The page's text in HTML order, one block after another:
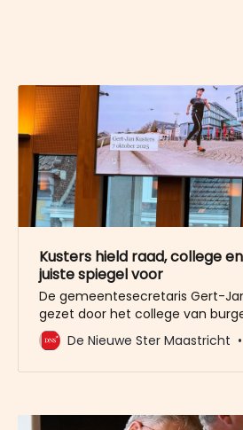
Kusters hield raad, college
juiste spiegel voor
De gemeentesecretaris Gert-
gezet door het college van
wethouders. En die hebben de
dienst mee bewezen.
al eens een tijd een kerkhof
De Nieuwe Ster Maastricht